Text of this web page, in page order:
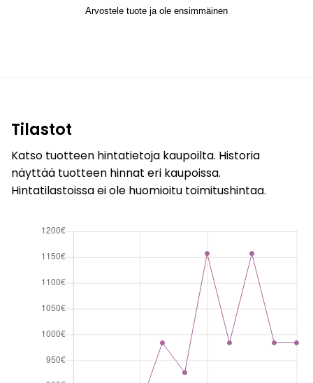
Arvostele tuote ja ole ensimmäinen
Tilastot
Katso tuotteen hintatietoja kaupoilta. Historia
näyttää tuotteen hinnat eri kaupoissa.
Hintatilastoissa ei ole huomioitu toimitushintaa.